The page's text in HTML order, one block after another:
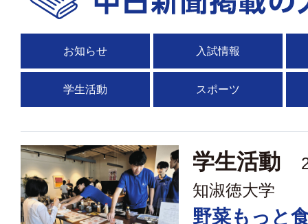
お知らせ 入試情報
学生活動 スポーツ
学生活動
知淑徳大学
野菜もっと